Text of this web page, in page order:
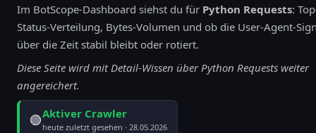
Im BotScope-Dashboard siehst du für Python Requests:
Status-Verteilung, Bytes-Volumen und ob die User-Agent-
über die Zeit stabil bleibt oder rotiert.
Diese Seite wird mit Detail-Wissen über Python Requests weiter
angereichert.
🟢Aktiver Crawler
heute zuletzt gesehen · 28.05.2026